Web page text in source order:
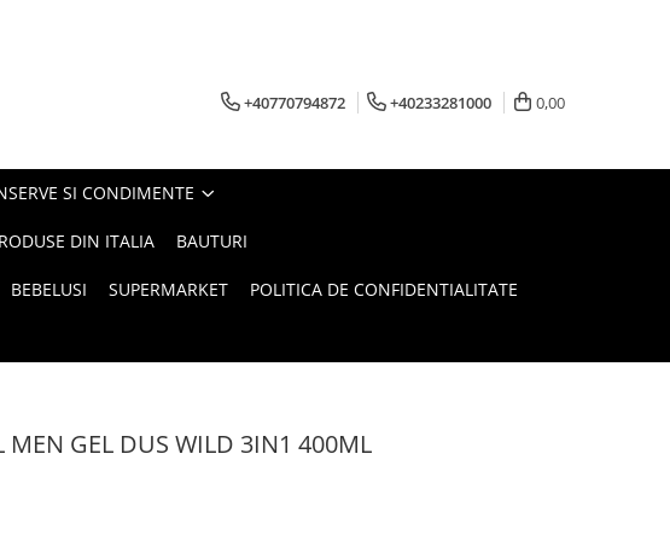
+40770794872 +40233281000 0,00
SI CONDIMENTE
DIN ITALIA BAUTURI
BEBELUSI SUPERMARKET POLITICA DE CONFIDENTIALITATE
MEN GEL DUS WILD 3IN1 400ML